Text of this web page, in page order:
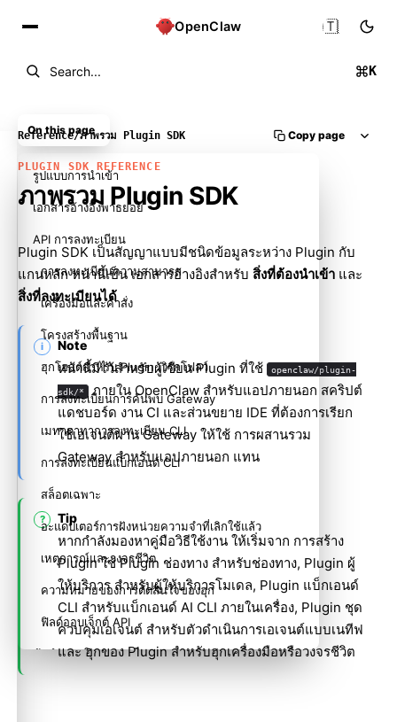
OpenClaw
Search... K
🇹🇭
Reference/ภาพรวม Plugin SDK Copy page
PLUGIN SDK REFERENCE
ภาพรวม Plugin SDK
Plugin SDK เป็นสัญญาแบบมีชนิดข้อมูลระหว่าง Plugin กับ
แกนหลัก หน้านี้เป็น เอกสารอ้างอิงสำหรับ สิ่งที่ต้องนำเข้า และ
สิ่งที่ลงทะเบียนได้
Note
หน้านี้มีไว้สำหรับผู้เขียน Plugin ที่ใช้ openclaw/plugin-
sdk/* ภายใน OpenClaw สำหรับแอปภายนอก สคริปต์
แดชบอร์ด งาน CI และส่วนขยาย IDE ที่ต้องการเรียก
ใช้เอเจนต์ผ่าน Gateway ให้ใช้ การผสานรวม
Gateway สำหรับแอปภายนอก แทน
Tip
หากกำลังมองหาคู่มือวิธีใช้งาน ให้เริ่มจาก การสร้าง
Pluginใช้Plugin ช่องทาง สำหรับช่องทาง, Plugin ผู้
ให้บริการสำหรับผู้ให้บริการโมเดล, Plugin แบ็กเอนด์
CLI สำหรับแบ็กเอนด์ AI CLI ภายในเครื่อง, Plugin ชุด
ควบคุมเอเจนต์ สำหรับตัวดำเนินการเอเจนต์แบบเนทีฟ
และฮุกของ Pluginสำหรับฮุกเครื่องมือหรือวงจรชีวิต
On this page
รูปแบบการนำเข้า
เอกสารอ้างอิงพาธย่อย
API การลงทะเบียน
การลงทะเบียนความสามารถ
เครื่องมือและคำสั่ง
โครงสร้างพื้นฐาน
ฮุกโฮสต์สำหรับ Plugin เวิร์กโฟลว์
การลงทะเบียนการค้นพบ Gateway
เมทาดาทาการลงทะเบียน CLI
การลงทะเบียนแบ็กเอนด์ CLI
สล็อตเฉพาะ
อะแดปเตอร์การฝังหน่วยความจำที่เลิกใช้แล้ว
เหตุการณ์และวงจรชีวิต
ความหมายของการตัดสินใจของฮุก
ฟิลด์ออบเจ็กต์ API
ข้อกำหนดโมดูลภายใน